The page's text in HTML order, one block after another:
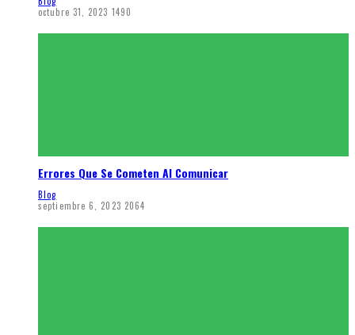
octubre 31, 2023 1490
Errores Que Se Cometen Al Comunicar
Blog
septiembre 6, 2023 2064